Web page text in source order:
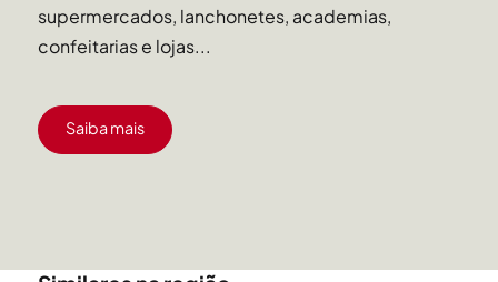
supermercados, lanchonetes, academias,
confeitarias e lojas...
Saiba mais